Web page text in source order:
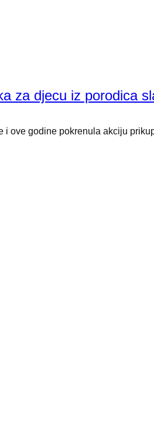
za djecu iz porodica
ove godine pokrenula akciju